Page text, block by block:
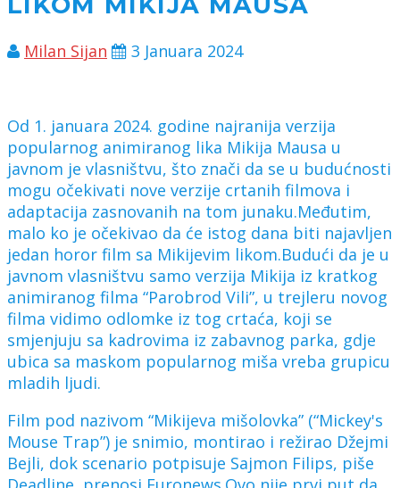
Milan Sijan 3 Januara 2024
Od 1. januara 2024. godine najranija verzija
popularnog animiranog lika Mikija Mausa u
javnom je vlasništvu, što znači da se u budućnosti
mogu očekivati nove verzije crtanih filmova i
adaptacija zasnovanih na tom junaku.Međutim,
malo ko je očekivao da će istog dana biti najavljen
jedan horor film sa Mikijevim likom.Budući da je u
javnom vlasništvu samo verzija Mikija iz kratkog
animiranog filma “Parobrod Vili”, u trejleru novog
filma vidimo odlomke iz tog crtaća, koji se
smjenjuju sa kadrovima iz zabavnog parka, gdje
ubica sa maskom popularnog miša vreba grupicu
mladih ljudi.
Film pod nazivom “Mikijeva mišolovka” (“Mickey's
Mouse Trap”) je snimio, montirao i režirao Džejmi
Bejli, dok scenario potpisuje Sajmon Filips, piše